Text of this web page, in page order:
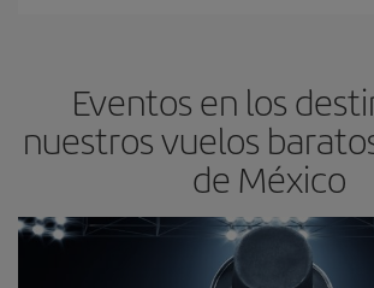
Eventos en los
nuestros vuelos
de México